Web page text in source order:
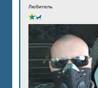
Любитель